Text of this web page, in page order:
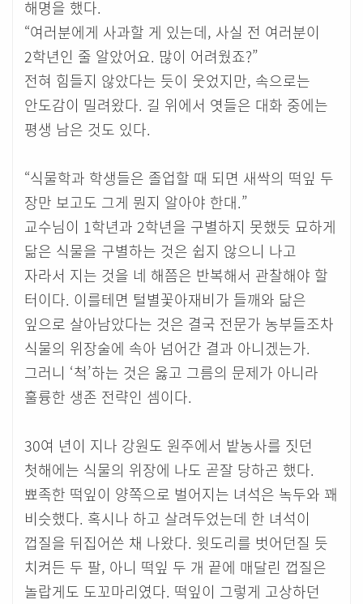
해명을 했다.
“여러분에게 사과할 게 있는데, 사실 전 여러분이
2학년인 줄 알았어요. 많이 어려웠죠?”
전혀 힘들지 않았다는 듯이 웃었지만, 속으로는
안도감이 밀려왔다. 길 위에서 엿들은 대화 중에는
평생 남은 것도 있다.
“식물학과 학생들은 졸업할 때 되면 새싹의 떡잎 두
장만 보고도 그게 뭔지 알아야 한대.”
교수님이 1학년과 2학년을 구별하지 못했듯 묘하게
닮은 식물을 구별하는 것은 쉽지 않으니 나고
자라서 지는 것을 네 해쯤은 반복해서 관찰해야 할
터이다. 이를테면 털별꽃아재비가 들깨와 닮은
잎으로 살아남았다는 것은 결국 전문가 농부들조차
식물의 위장술에 속아 넘어간 결과 아니겠는가.
그러니 ‘척’하는 것은 옳고 그름의 문제가 아니라
훌륭한 생존 전략인 셈이다.
30여 년이 지나 강원도 원주에서 밭농사를 짓던
첫해에는 식물의 위장에 나도 곧잘 당하곤 했다.
뾰족한 떡잎이 양쪽으로 벌어지는 녀석은 녹두와 꽤
비슷했다. 혹시나 하고 살려두었는데 한 녀석이
껍질을 뒤집어쓴 채 나왔다. 윗도리를 벗어던질 듯
치켜든 두 팔, 아니 떡잎 두 개 끝에 매달린 껍질은
놀랍게도 도꼬마리였다. 떡잎이 그렇게 고상하던